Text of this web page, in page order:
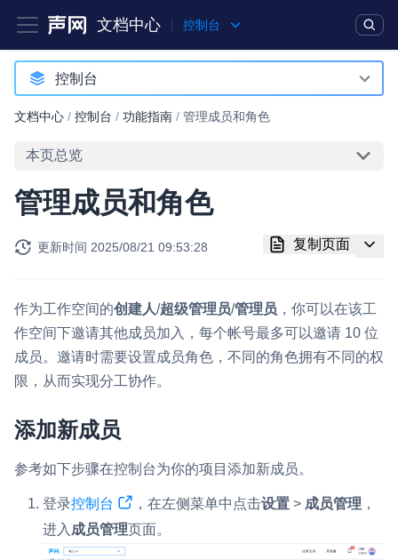
文档中心 控制台
产品 解决方案
突破传统文字交互模式，与 AI 进行高拟真、自然流畅的实时语
扩展性和更优秀的互动效果
实时消息
一整套低延时、高并发、可扩展、高可靠的实时消息及状态同步
解决方案
即时通讯 IM
务。
融合 CDN 直播
对接国内外多家 CDN 供应商，提供一个整体播放体验最佳的
CDN 直播方案
控制台
控制台
文档中心 / 控制台 / 功能指南 / 管理成员和角色
本页总览
管理成员和角色
更新时间 2025/08/21 09:53:28 复制页面
作为工作空间的创建人/超级管理员/管理员 ，你可以在该工
作空间下邀请其他成员加入，每个帐号最多可以邀请 10 位
成员。邀请时需要设置成员角色，不同的角色拥有不同的权
限，从而实现分工协作。
添加新成员
参考如下步骤在控制台为你的项目添加新成员。
登录控制台 ，在左侧菜单中点击设置 > 成员管理 ，
进入 成员管理页面。